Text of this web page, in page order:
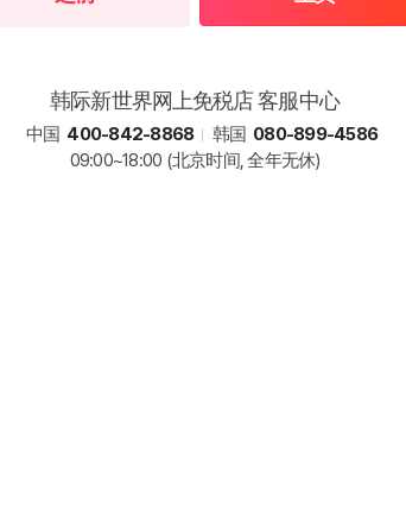
韩际新世界网上免税店 客服中心
中国 400-842-8868 韩国 080-899-4586
09:00~18:00 (北京时间, 全年无休)